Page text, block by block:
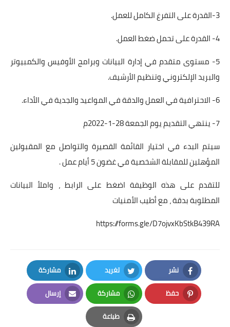
3-القدرة على التفرغ الكامل للعمل.
4- القدرة على تحمل ضغط العمل.
5- مستوى متقدم في إدارة البيانات وبرامج الأوفيس والكمبيوتر
والبريد الإلكتروني وتنظيم الأرشيف.
6- الاحترافية في العمل والدقة في المواعيد والجدية في الأداء.
7- ينتهي التقديم يوم الجمعة 28-1-2022م
سيتم البدء في اختيار القائمة القصيرة والتواصل مع المقبولين
المؤهلين للمقابلة الشخصية في غضون 5 أيام عمل .
للتقدم على هذه الوظيفة اضغط على الرابط ، واملأ البيانات
المطلوبة بدقة ، مع أطيب الأمنيات
https://forms.gle/D7ojvxKbStkB439RA
نشر
Facebook
تغريد
Twitter
مشاركة
LinkedIn
حفظ
Pinterest
مشاركة
Whatsapp
إرسال
Email
طباعة